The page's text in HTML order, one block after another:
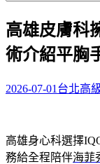
關
鍵
字:
高雄皮膚科
術介紹平胸
2026-07-01 台北高
高雄身心科選擇
務給全程陪伴海菲